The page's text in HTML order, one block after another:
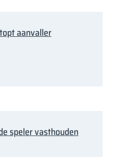
aanvaller
speler vasthouden